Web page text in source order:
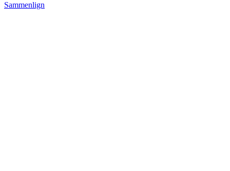
Sammenlign